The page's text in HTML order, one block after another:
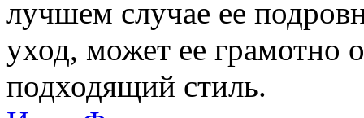
лучшем случае ее
уход, может ее грамотно
подходящий стиль.